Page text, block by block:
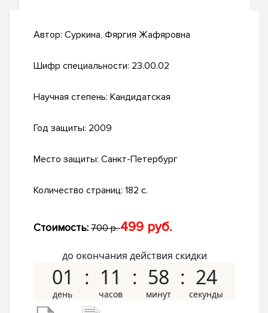
Автор: Суркина, Фяргия Жафяровна
Шифр специальности: 23.00.02
Научная степень: Кандидатская
Год защиты: 2009
Место защиты: Санкт-Петербург
Количество страниц: 182 с.
Стоимость: 700 р.499 руб.
до окончания действия скидки
01 11 58 23